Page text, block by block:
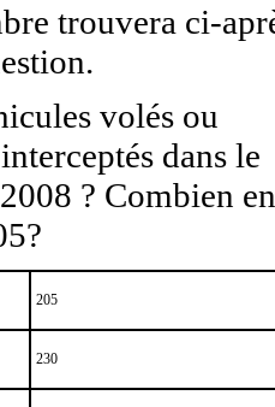
trouvera ci-
volés ou
dans le
? Combien en
205
230